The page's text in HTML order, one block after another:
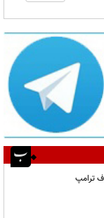
ترامپ